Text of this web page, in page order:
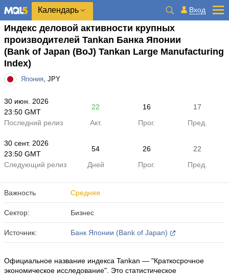
Календарь Вход
Индекс деловой активности крупных
производителей Tankan Банка Японии
(Bank of Japan (BoJ) Tankan Large Manufacturing
Index)
Япония, JPY
30 июн. 2026
23:50 GMT
22 16
17
Последний релиз
Акт. Прог. Пред.
30 сент. 2026
23:50 GMT
54 26
22
Следующий релиз
Дней Прог. Пред.
Важность Средняя
Сектор: Бизнес
Источник: Банк Японии (Bank of Japan)
Официальное название индекса Tankan — "Краткосрочное
экономическое исследование". Это статистическое